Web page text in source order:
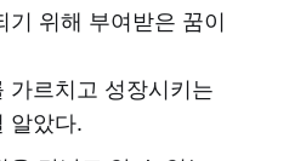
기 위해 부여받은 꿈이
가르치고 성장시키는
알았다.